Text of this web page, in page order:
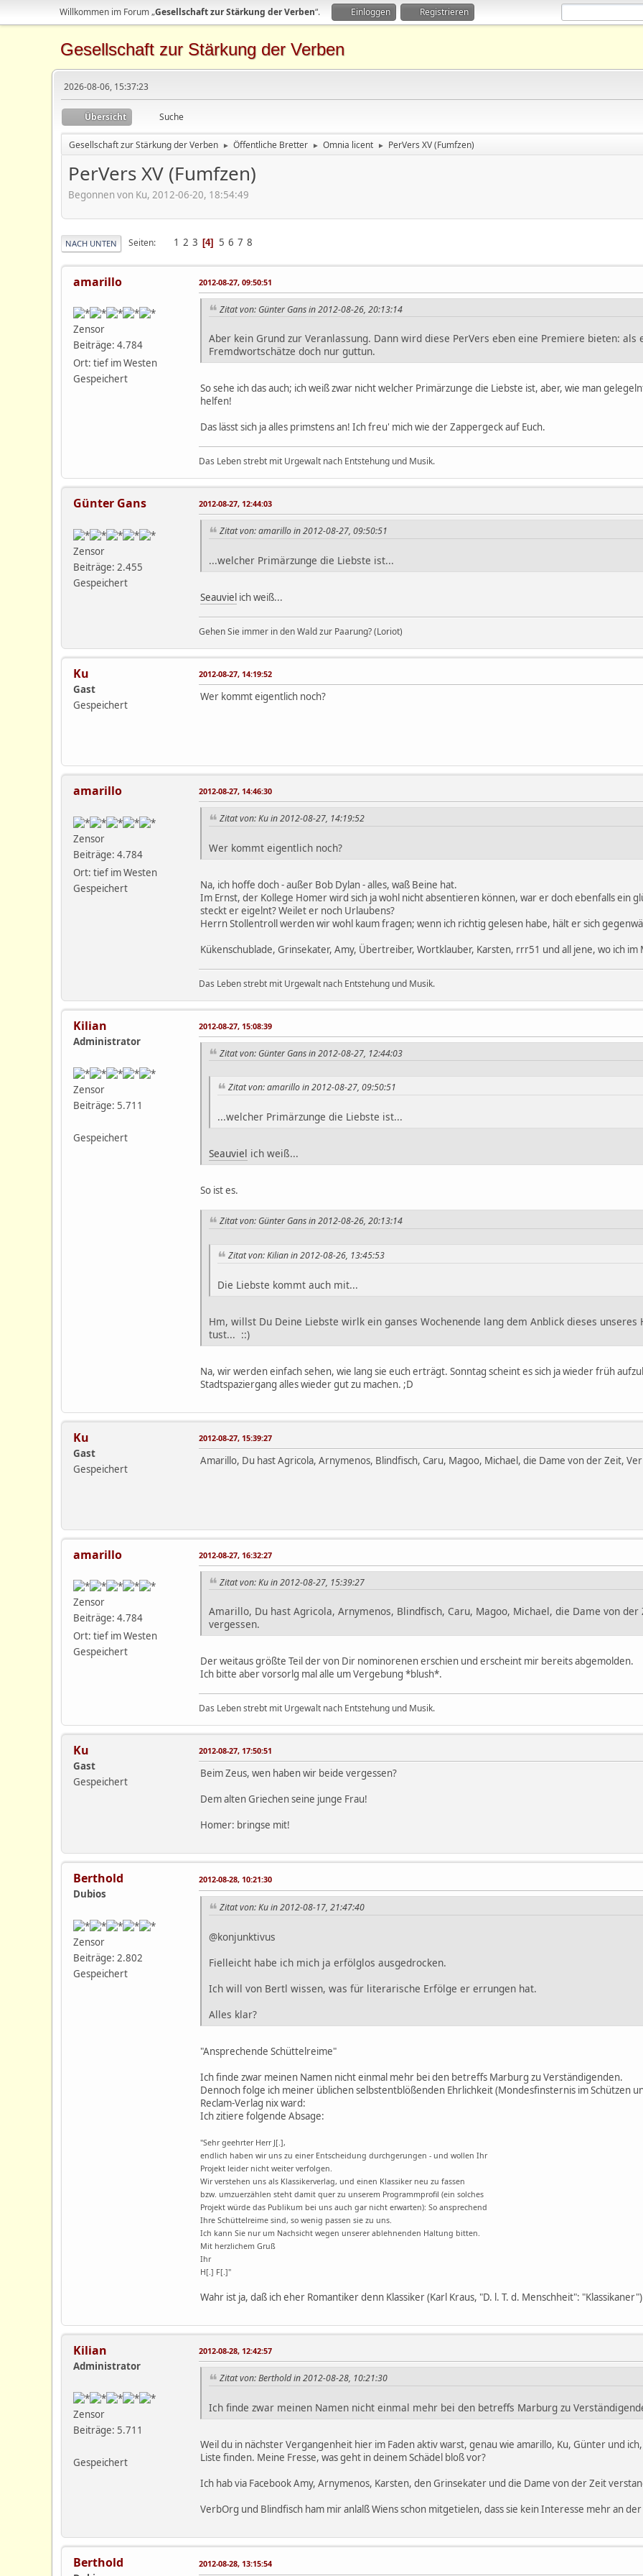
Willkommen im Forum „Gesellschaft zur Stärkung der Verben“. Einloggen Registrieren
Gesellschaft zur Stärkung der Verben
2026-08-06, 15:37:23
Übersicht Suche
Gesellschaft zur Stärkung der Verben ► Öffentliche Bretter ► Omnia licent ► PerVers XV (Fumfzen)
PerVers XV (Fumfzen)
Begonnen von Ku, 2012-06-20, 18:54:49
NACH UNTEN Seiten 1 2 3 4 5 6 7 8
amarillo
Zensor
Beiträge: 4.784
Ort: tief im Westen
Gespeichert
2012-08-27, 09:50:51
Zitat von: Günter Gans in 2012-08-26, 20:13:14
Aber kein Grund zur Veranlassung. Dann wird diese PerVers eben eine Premiere bieten:
Fremdwortschätze doch nur guttun.
So sehe ich das auch; ich weiß zwar nicht welcher Primärzunge die Liebste ist, aber, wie man
helfen!
Das lässt sich ja alles primstens an! Ich freu' mich wie der Zappergeck auf Euch.
Das Leben strebt mit Urgewalt nach Entstehung und Musik.
Günter Gans
Zensor
Beiträge: 2.455
Gespeichert
2012-08-27, 12:44:03
Zitat von: amarillo in 2012-08-27, 09:50:51
...welcher Primärzunge die Liebste ist...
Seauviel ich weiß...
Gehen Sie immer in den Wald zur Paarung? (Loriot)
Ku
Gast
Gespeichert
2012-08-27, 14:19:52
Wer kommt eigentlich noch?
amarillo
Zensor
Beiträge: 4.784
Ort: tief im Westen
Gespeichert
2012-08-27, 14:46:30
Zitat von: Ku in 2012-08-27, 14:19:52
Wer kommt eigentlich noch?
Na, ich hoffe doch - außer Bob Dylan - alles, waß Beine hat.
Im Ernst, der Kollege Homer wird sich ja wohl nicht absentieren können, war er doch ebenfalls ein
steckt er eigelnt? Weilet er noch Urlaubens?
Herrn Stollentroll werden wir wohl kaum fragen; wenn ich richtig gelesen habe, hält er sich
Kükenschublade, Grinsekater, Amy, Übertreiber, Wortklauber, Karsten, rrr51 und all jene, wo ich
Das Leben strebt mit Urgewalt nach Entstehung und Musik.
Kilian
Administrator
Zensor
Beiträge: 5.711
Gespeichert
2012-08-27, 15:08:39
Zitat von: Günter Gans in 2012-08-27, 12:44:03
Zitat von: amarillo in 2012-08-27, 09:50:51
...welcher Primärzunge die Liebste ist...
Seauviel ich weiß...
So ist es.
Zitat von: Günter Gans in 2012-08-26, 20:13:14
Zitat von: Kilian in 2012-08-26, 13:45:53
Die Liebste kommt auch mit...
Hm, willst Du Deine Liebste wirlk ein ganses Wochenende lang dem Anblick dieses unseres
tust... ::)
Na, wir werden einfach sehen, wie lang sie euch erträgt. Sonntag scheint es sich ja wieder früh
Stadtspaziergang alles wieder gut zu machen. ;D
Ku
Gast
Gespeichert
2012-08-27, 15:39:27
Amarillo, Du hast Agricola, Arnymenos, Blindfisch, Caru, Magoo, Michael, die Dame von der Zeit,
amarillo
Zensor
Beiträge: 4.784
Ort: tief im Westen
Gespeichert
2012-08-27, 16:32:27
Zitat von: Ku in 2012-08-27, 15:39:27
Amarillo, Du hast Agricola, Arnymenos, Blindfisch, Caru, Magoo, Michael, die Dame von
vergessen.
Der weitaus größte Teil der von Dir nominorenen erschien und erscheint mir bereits abgemolden.
Ich bitte aber vorsorlg mal alle um Vergebung *blush*.
Das Leben strebt mit Urgewalt nach Entstehung und Musik.
Ku
Gast
Gespeichert
2012-08-27, 17:50:51
Beim Zeus, wen haben wir beide vergessen?
Dem alten Griechen seine junge Frau!
Homer: bringse mit!
Berthold
Dubios
Zensor
Beiträge: 2.802
Gespeichert
2012-08-28, 10:21:30
Zitat von: Ku in 2012-08-17, 21:47:40
@konjunktivus
Fielleicht habe ich mich ja erfölglos ausgedrocken.
Ich will von Bertl wissen, was für literarische Erfölge er errungen hat.
Alles klar?
"Ansprechende Schüttelreime"
Ich finde zwar meinen Namen nicht einmal mehr bei den betreffs Marburg zu Verständigenden.
Dennoch folge ich meiner üblichen selbstentblößenden Ehrlichkeit (Mondesfinsternis im Schützen
Reclam-Verlag nix ward:
Ich zitiere folgende Absage:
"Sehr geehrter Herr J[.],
endlich haben wir uns zu einer Entscheidung durchgerungen - und wollen Ihr
Projekt leider nicht weiter verfolgen.
Wir verstehen uns als Klassikerverlag, und einen Klassiker neu zu fassen
bzw. umzuerzählen steht damit quer zu unserem Programmprofil (ein solches
Projekt würde das Publikum bei uns auch gar nicht erwarten): So ansprechend
Ihre Schüttelreime sind, so wenig passen sie zu uns.
Ich kann Sie nur um Nachsicht wegen unserer ablehnenden Haltung bitten.
Mit herzlichem Gruß
Ihr
H[.] F[.]"
Wahr ist ja, daß ich eher Romantiker denn Klassiker (Karl Kraus, "D. l. T. d. Menschheit":
Kilian
Administrator
Zensor
Beiträge: 5.711
Gespeichert
2012-08-28, 12:42:57
Zitat von: Berthold in 2012-08-28, 10:21:30
Ich finde zwar meinen Namen nicht einmal mehr bei den betreffs Marburg zu
Weil du in nächster Vergangenheit hier im Faden aktiv warst, genau wie amarillo, Ku, Günter und
Liste finden. Meine Fresse, was geht in deinem Schädel bloß vor?
Ich hab via Facebook Amy, Arnymenos, Karsten, den Grinsekater und die Dame von der Zeit
VerbOrg und Blindfisch ham mir anlalß Wiens schon mitgetielen, dass sie kein Interesse mehr an der
Berthold 2012-08-28, 13:15:54